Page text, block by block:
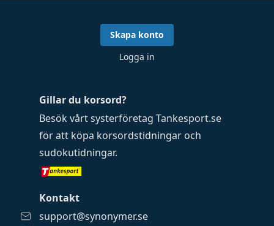
Gillar du korsord?
Besök vårt systerföretag Tankesport.se
för att köpa korsordstidningar och
sudokutidningar.
Kontakt
support@synonymer.se
Skapa konto
Logga in